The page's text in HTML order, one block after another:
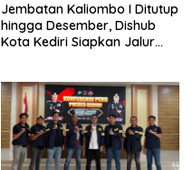
Jembatan Kaliombo I Ditutup
hingga Desember, Dishub
Kota Kediri Siapkan Jalur